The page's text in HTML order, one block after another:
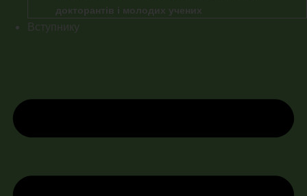
докторантів і молодих учених
Вступнику